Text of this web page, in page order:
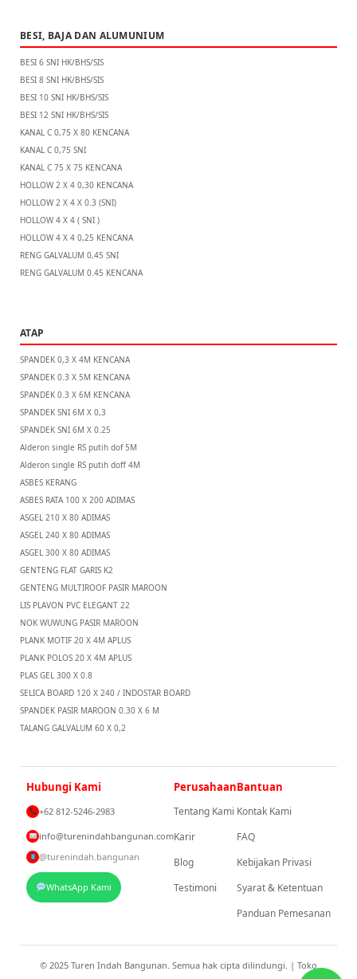
BESI, BAJA DAN ALUMUNIUM
BESI 6 SNI HK/BHS/SIS
BESI 8 SNI HK/BHS/SIS
BESI 10 SNI HK/BHS/SIS
BESI 12 SNI HK/BHS/SIS
KANAL C 0,75 X 80 KENCANA
KANAL C 0,75 SNI
KANAL C 75 X 75 KENCANA
HOLLOW 2 X 4 0,30 KENCANA
HOLLOW 2 X 4 X 0.3 (SNI)
HOLLOW 4 X 4 ( SNI )
HOLLOW 4 X 4 0,25 KENCANA
RENG GALVALUM 0,45 SNI
RENG GALVALUM 0.45 KENCANA
ATAP
SPANDEK 0,3 X 4M KENCANA
SPANDEK 0.3 X 5M KENCANA
SPANDEK 0.3 X 6M KENCANA
SPANDEK SNI 6M X 0,3
SPANDEK SNI 6M X 0.25
Alderon single RS putih dof 5M
Alderon single RS putih doff 4M
ASBES KERANG
ASBES RATA 100 X 200 ADIMAS
ASGEL 210 X 80 ADIMAS
ASGEL 240 X 80 ADIMAS
ASGEL 300 X 80 ADIMAS
GENTENG FLAT GARIS K2
GENTENG MULTIROOF PASIR MAROON
LIS PLAVON PVC ELEGANT 22
NOK WUWUNG PASIR MAROON
PLANK MOTIF 20 X 4M APLUS
PLANK POLOS 20 X 4M APLUS
PLAS GEL 300 X 0.8
SELICA BOARD 120 X 240 / INDOSTAR BOARD
SPANDEK PASIR MAROON 0.30 X 6 M
TALANG GALVALUM 60 X 0,2
Hubungi Kami
+62 812-5246-2983
info@turenindahbangunan.com
@turenindah.bangunan
WhatsApp Kami
Perusahaan
Tentang Kami
Karir
Blog
Testimoni
Bantuan
Kontak Kami
FAQ
Kebijakan Privasi
Syarat & Ketentuan
Panduan Pemesanan
© 2025 Turen Indah Bangunan. Semua hak cipta dilindungi. | Toko